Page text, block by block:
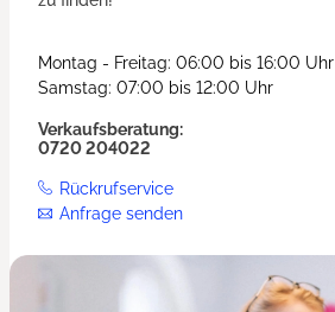
Montag - Freitag: 06:00 bis 16:00 Uhr
Samstag: 07:00 bis 12:00 Uhr
Verkaufsberatung:
0720 204022
Rückrufservice
Anfrage senden